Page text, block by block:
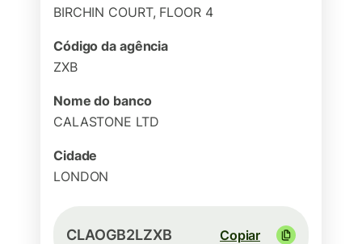
BIRCHIN COURT, FLOOR 4
Código da agência
ZXB
Nome do banco
CALASTONE LTD
Cidade
LONDON
CLAOGB2LZXB Copiar